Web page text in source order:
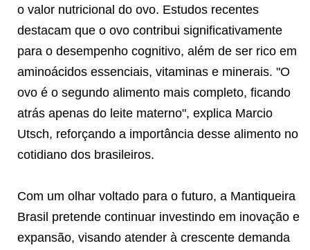
o valor nutricional do ovo. Estudos recentes
destacam que o ovo contribui significativamente
para o desempenho cognitivo, além de ser rico em
aminoácidos essenciais, vitaminas e minerais. "O
ovo é o segundo alimento mais completo, ficando
atrás apenas do leite materno", explica Marcio
Utsch, reforçando a importância desse alimento no
cotidiano dos brasileiros.
Com um olhar voltado para o futuro, a Mantiqueira
Brasil pretende continuar investindo em inovação e
expansão, visando atender à crescente demanda